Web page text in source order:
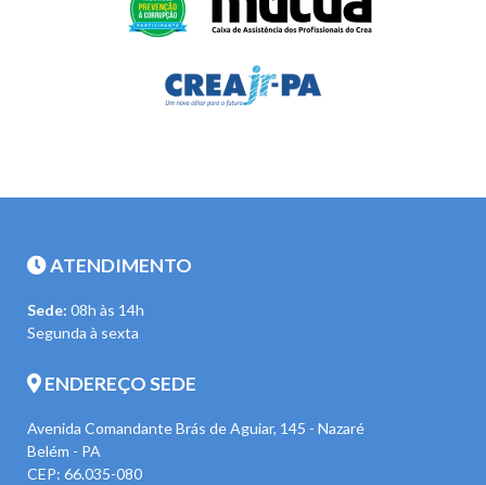
ATENDIMENTO
Sede: 08h às 14h
Segunda à sexta
ENDEREÇO SEDE
Avenida Comandante Brás de Aguiar, 145 - Nazaré
Belém - PA
CEP: 66.035-080